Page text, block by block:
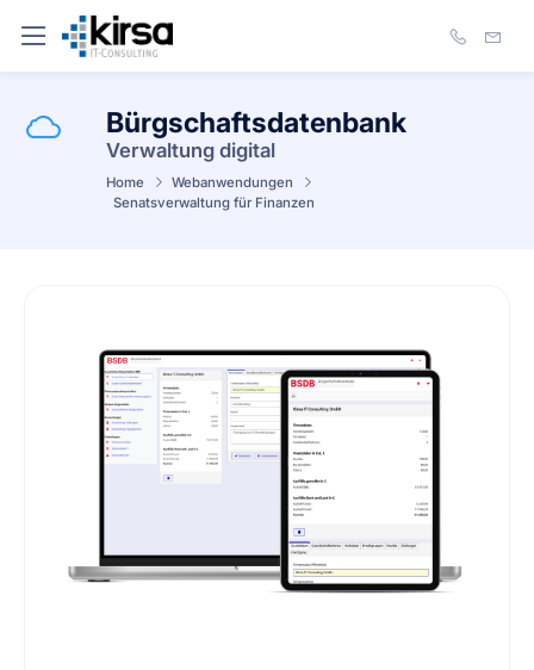
Bürgschaftsdatenbank
Verwaltung digital
Home
Webanwendungen
Senatsverwaltung für Finanzen